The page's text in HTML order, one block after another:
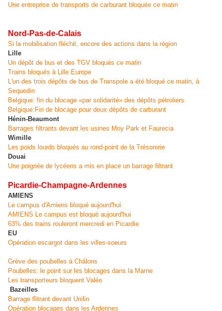
Une entreprise de transports de carburant bloquée ce matin
Nord-Pas-de-Calais
Si la mobilisation fléchit, encore des actions dans la région
Lille
Un dépôt de bus et des TGV bloqués ce matin
Trains bloqués à Lille Europe
L'un des trois dépôts de bus de Transpole a été bloqué ce matin, à
Sequedin
Belgique: fin du blocage «par solidarité» des dépôts pétroliers
Belgique:Fin de blocage pour deux dépôts de carburant
Hénin-Beaumont
Barrages filtrants devant les usines Moy Park et Faurecia
Wimille
Les poids lourds bloqués au rond-point de la Trésorerie
Douai
Une poignée de lycéens a mis en place un barrage filtrant
Picardie-Champagne-Ardennes
AMIENS
Le campus d'Amiens bloqué aujourd'hui
AMIENS Le campus est bloqué aujourd'hui
63% des trains rouleront mercredi en Picardie
EU
Opération escargot dans les villes-soeurs
Grève des poubelles à Châlons
Poubelles: le point sur les blocages dans la Marne
Les transporteurs bloquent Valéo
Bazeilles
Barrage flitrant devant Unilin
Opération blocages dans les Ardennes